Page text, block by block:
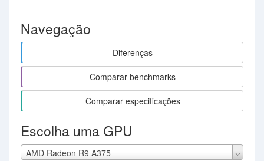
Navegação
Diferenças
Comparar benchmarks
Comparar especificações
Escolha uma GPU
AMD Radeon R9 A375